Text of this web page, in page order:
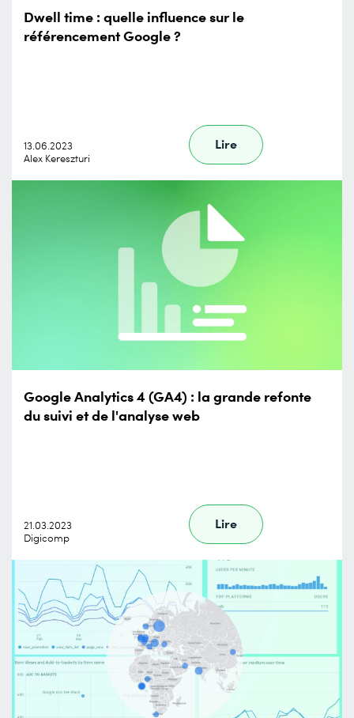
Dwell time : quelle influence sur le
référencement Google ?
13.06.2023
Alex Kereszturi
Lire
Google Analytics 4 (GA4) : la grande refonte
du suivi et de l'analyse web
21.03.2023
Digicomp
Lire